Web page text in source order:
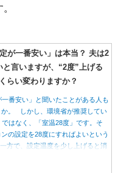
が一番安い」は本当？ 夫は2
言いますが、“2度”上げる
らい変わりますか？
一番安い」と聞いたことがある人も
か。 しかし、環境省が推奨してい
はなく、「室温28度」です。そ
の設定を28度にすればよいという
方で、設定温度を少し上げると消